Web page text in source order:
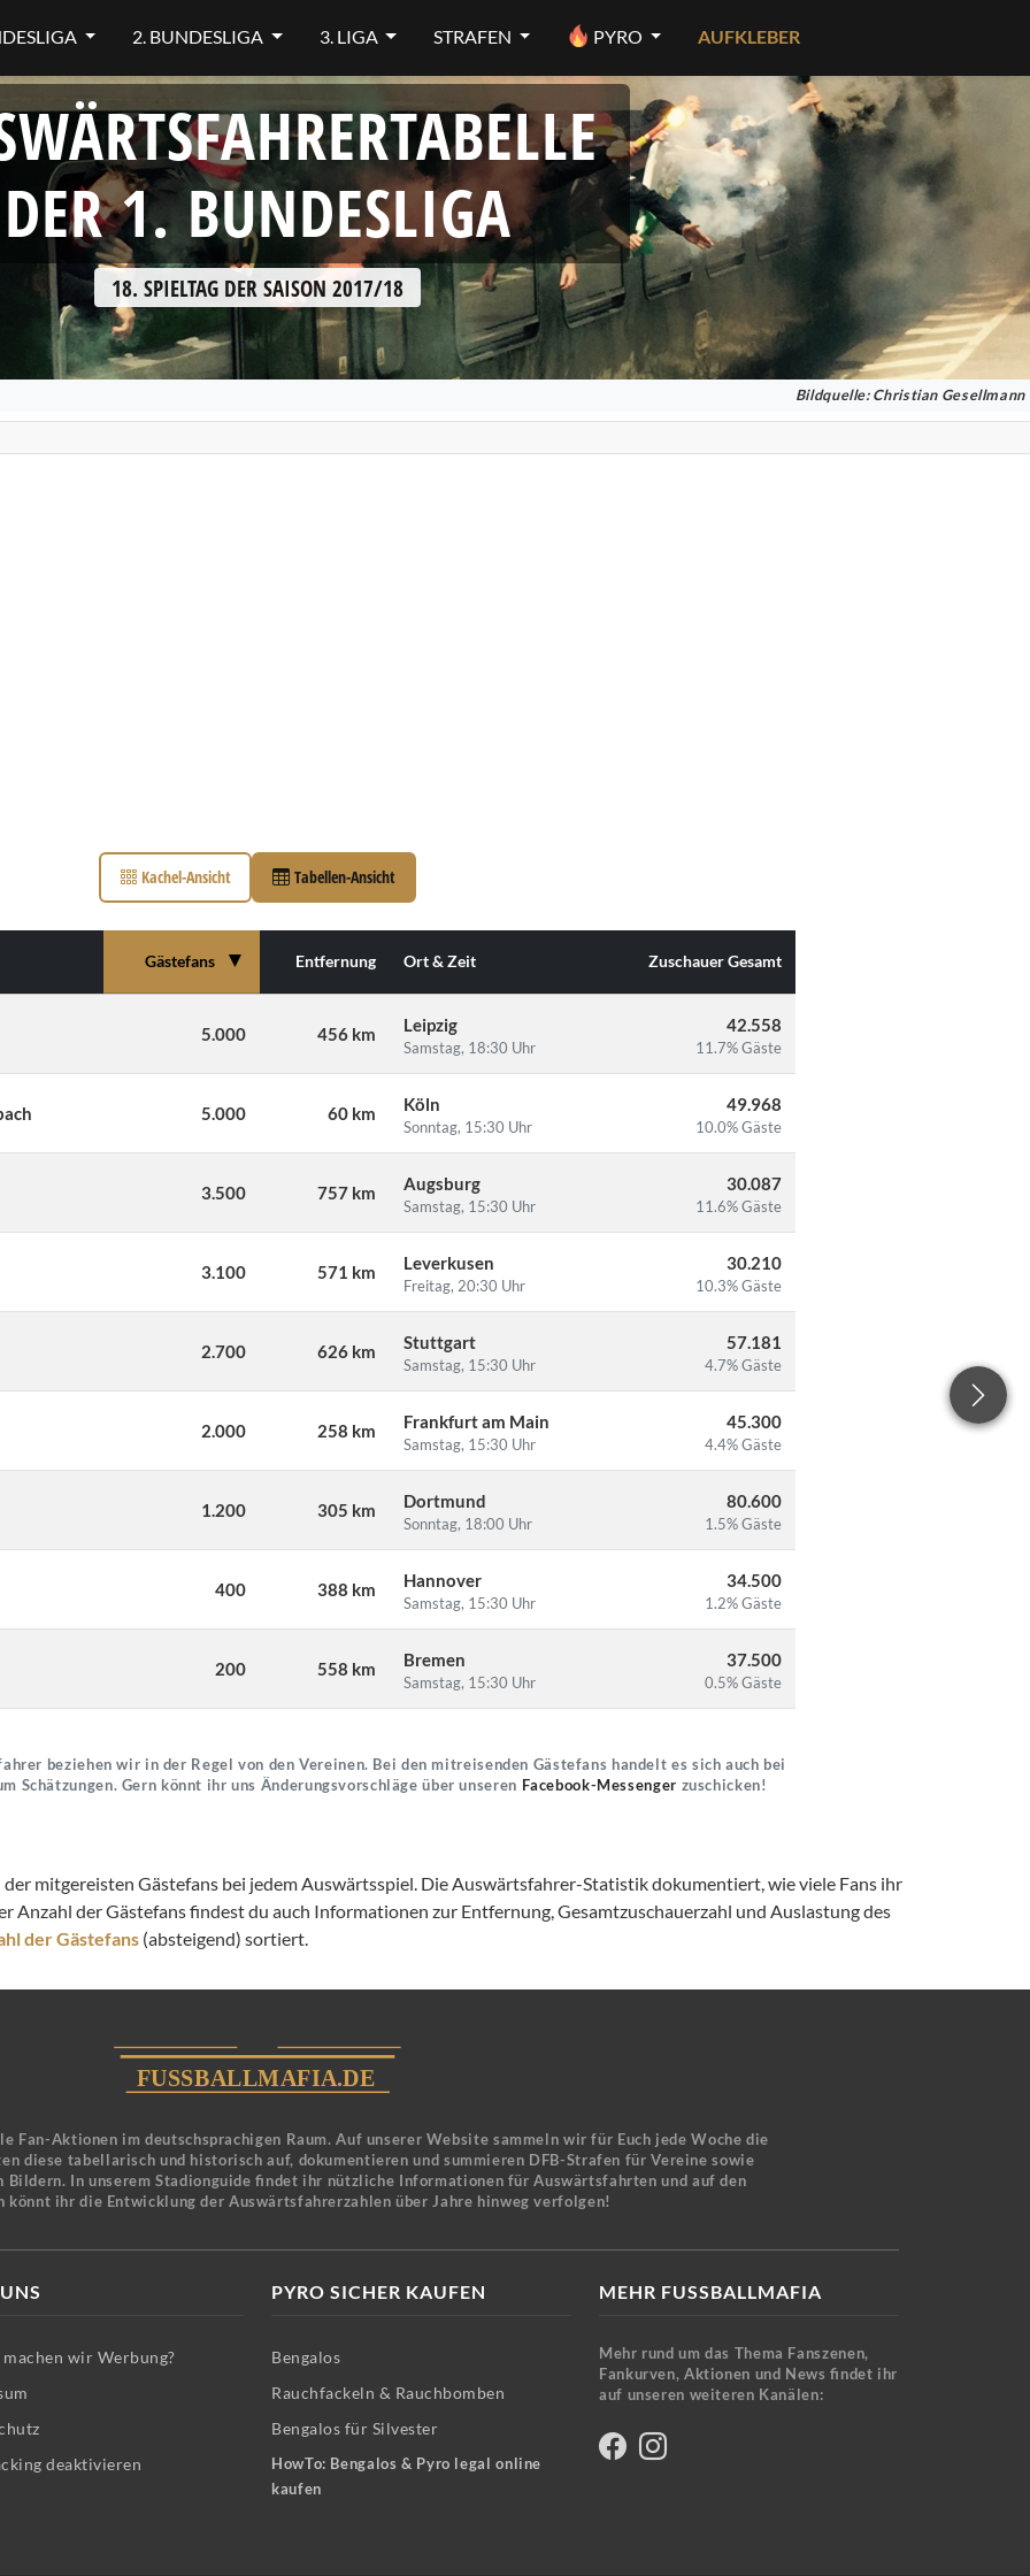
2. BUNDESLIGA 3. LIGA STRAFEN PYRO AUFKLEBER
DER 1. BUNDESLIGA
18. SPIELTAG DER SAISON 2017/18
Bildquelle: Christian Gesellmann
Kachel-Ansicht Tabellen-Ansicht
Gästefans ▼ Entfernung Ort & Zeit Zuschauer Gesamt
5.000 456 km Leipzig
Samstag, 18:30 Uhr
42.558
11.7% Gäste
5.000 60 km Köln
Sonntag, 15:30 Uhr
49.968
10.0% Gäste
3.500 757 km Augsburg
Samstag, 15:30 Uhr
30.087
11.6% Gäste
3.100 571 km Leverkusen
Freitag, 20:30 Uhr
30.210
10.3% Gäste
2.700 626 km Stuttgart
Samstag, 15:30 Uhr
57.181
4.7% Gäste
2.000 258 km Frankfurt am Main
Samstag, 15:30 Uhr
45.300
4.4% Gäste
1.200 305 km Dortmund
Sonntag, 18:00 Uhr
80.600
1.5% Gäste
400 388 km Hannover
Samstag, 15:30 Uhr
34.500
1.2% Gäste
200 558 km Bremen
Samstag, 15:30 Uhr
37.500
0.5% Gäste
beziehen wir in der Regel von den Vereinen. Bei den mitreisenden Gästefans handelt es sich auch bei
Schätzungen. Gern könnt ihr uns Änderungsvorschläge über unseren Facebook-Messenger zuschicken!
der mitgereisten Gästefans bei jedem Auswärtsspiel. Die Auswärtsfahrer-Statistik dokumentiert, wie viele Fans ihr
Anzahl der Gästefans findest du auch Informationen zur Entfernung, Gesamtzuschauerzahl und Auslastung des
der Gästefans (absteigend) sortiert.
Fan-Aktionen im deutschsprachigen Raum. Auf unserer Website sammeln wir für Euch jede Woche die
diese tabellarisch und historisch auf, dokumentieren und summieren DFB-Strafen für Vereine sowie
Bildern. In unserem Stadionguide findet ihr nützliche Informationen für Auswärtsfahrten und auf den
könnt ihr die Entwicklung der Auswärtsfahrerzahlen über Jahre hinweg verfolgen!
wir Werbung?
deaktivieren
PYRO SICHER KAUFEN
Bengalos
Rauchfackeln & Rauchbomben
Bengalos für Silvester
HowTo: Bengalos & Pyro legal online
kaufen
MEHR FUSSBALLMAFIA
Mehr rund um das Thema Fanszenen,
Fankurven, Aktionen und News findet ihr
auf unseren weiteren Kanälen: